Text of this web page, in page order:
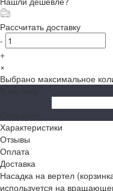
Рассчитать доставку
-
+
×
Выбрано максимальное
Характеристики
Отзывы
Оплата
Доставка
Насадка на вертел
используется на